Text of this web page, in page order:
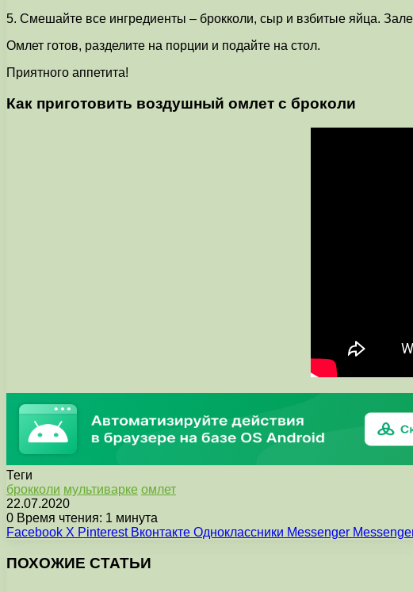
5. Смешайте все ингредиенты – брокколи, сыр и взбитые яйца.
Омлет готов, разделите на порции и подайте на стол.
Приятного аппетита!
Как приготовить воздушный омлет с броколи
Теги
брокколи мультиварке омлет
22.07.2020
0 Время чтения: 1 минута
Facebook X Pinterest Вконтакте Одноклассники Messenger
ПОХОЖИЕ СТАТЬИ